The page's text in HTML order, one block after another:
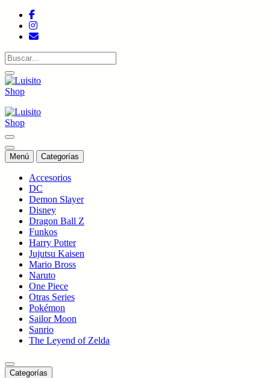
Saltar
contenido
Tienda de colecciones
Menú Categorías
Accesorios
DC
Demon Slayer
Disney
Dragon Ball Z
Funkos
Harry Potter
Jujutsu Kaisen
Mario Bross
Naruto
One Piece
Otras Series
Pokémon
Sailor Moon
Sanrio
The Leyend of Zelda
Categorías